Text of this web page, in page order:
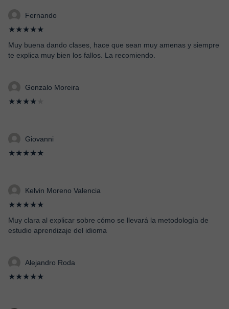
Fernando
★★★★★
Muy buena dando clases, hace que sean muy amenas y siempre
te explica muy bien los fallos. La recomiendo.
Gonzalo Moreira
★★★★
Giovanni
★★★★★
Kelvin Moreno Valencia
★★★★★
Muy clara al explicar sobre cómo se llevará la metodología de
estudio aprendizaje del idioma
Alejandro Roda
★★★★★